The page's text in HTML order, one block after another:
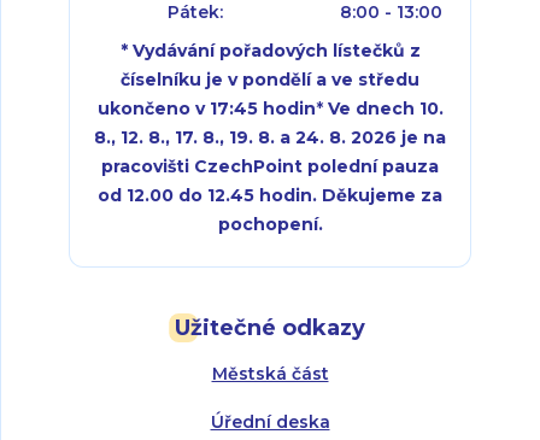
Užitečné odkazy
Městská část
Úřední deska
Pátek:
8:00 - 13:00
* Vydávání pořadových lístečků z
číselníku je v pondělí a ve středu
ukončeno v 17:45 hodin* Ve dnech 10.
8., 12. 8., 17. 8., 19. 8. a 24. 8. 2026 je na
pracovišti CzechPoint polední pauza
od 12.00 do 12.45 hodin. Děkujeme za
pochopení.
Úterý: 8:00 - 16:00
Úterý: 8:00 - 13:00